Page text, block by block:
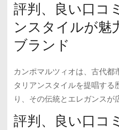
評判、良い口コ
ンスタイルが魅
ブランド
カンポマルツィオは、古代都
タリアンスタイルを提唱する
り、その伝統とエレガンスが
評判、良い口コ